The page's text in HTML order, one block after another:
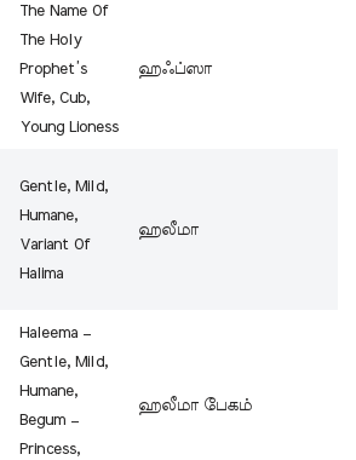
The Name Of
The Holy
Prophet’s
Wife, Cub,
Young Lioness
ஹஃப்ஸா
Gentle, Mild,
Humane,
Variant Of
Halima
ஹலீமா
Haleema –
Gentle, Mild,
Humane,
Begum –
Princess,
ஹலீமா பேகம்